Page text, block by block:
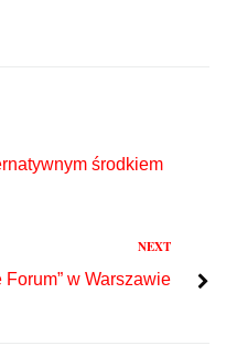
środkiem
NEXT
w Warszawie